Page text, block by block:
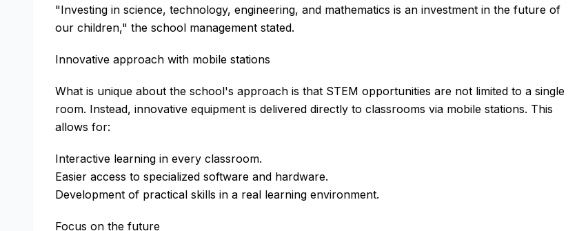
"Investing in science, technology, engineering, and mathematics is an investment in the future of
our children," the school management stated.
Innovative approach with mobile stations
What is unique about the school's approach is that STEM opportunities are not limited to a single
room. Instead, innovative equipment is delivered directly to classrooms via mobile stations. This
allows for:
Interactive learning in every classroom.
Easier access to specialized software and hardware.
Development of practical skills in a real learning environment.
Focus on the future